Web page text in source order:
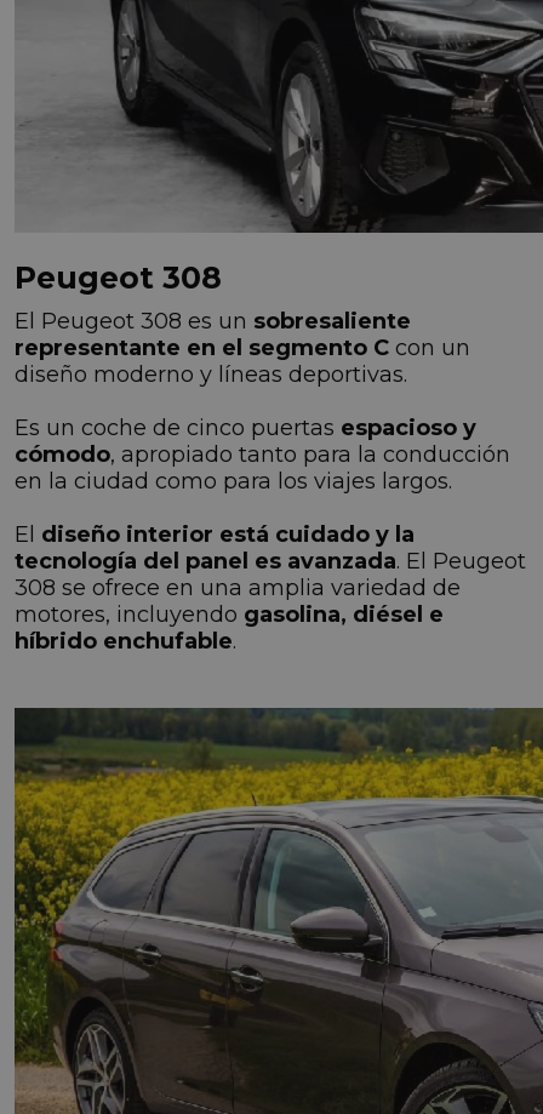
Peugeot 308
El Peugeot 308 es un sobresaliente
representante en el segmento C con un
diseño moderno y líneas deportivas.
Es un coche de cinco puertas espacioso y
cómodo, apropiado tanto para la conducción
en la ciudad como para los viajes largos.
El diseño interior está cuidado y la
tecnología del panel es avanzada. El Peugeot
308 se ofrece en una amplia variedad de
motores, incluyendo gasolina, diésel e
híbrido enchufable.